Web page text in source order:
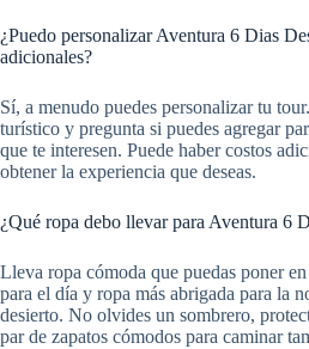
¿Puedo personalizar Aventura 6 Dias
adicionales?
Sí, a menudo puedes personalizar tu
turístico y pregunta si puedes agregar
que te interesen. Puede haber costos
obtener la experiencia que deseas.
¿Qué ropa debo llevar para Aventura 6
Lleva ropa cómoda que puedas poner
para el día y ropa más abrigada para la
desierto. No olvides un sombrero,
par de zapatos cómodos para caminar